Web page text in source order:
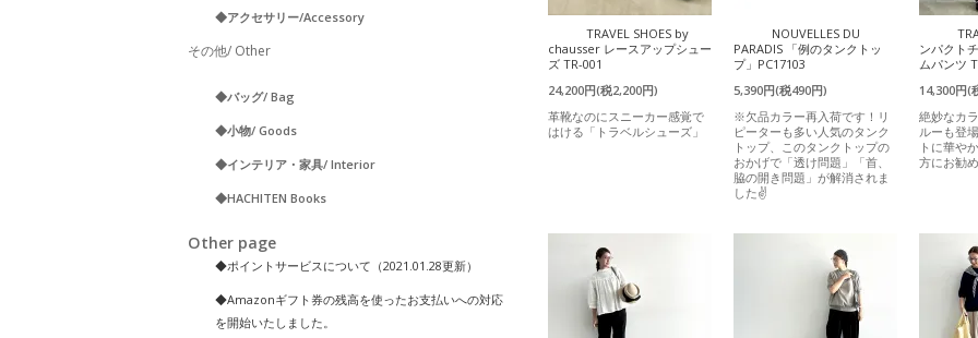
◆アクセサリー/Accessory
その他/ Other
◆バッグ/ Bag
◆小物/ Goods
◆インテリア・家具/ Interior
◆HACHITEN Books
Other page
◆ポイントサービスについて（2021.01.28更新）
◆Amazonギフト券の残高を使ったお支払いへの対応
を開始いたしました。
TRAVEL SHOES by
chausser レースアップシュー
ズ TR-001
24,200円(税2,200円)
革靴なのにスニーカー感覚で
はける「トラベルシューズ」
NOUVELLES DU
PARADIS 「例のタンクトッ
プ」PC17103
5,390円(税490円)
※欠品カラー再入荷です！リ
ピーターも多い人気のタンク
トップ、このタンクトップの
おかげで「透け問題」「首、
脇の開き問題」が解消されま
した✌️
ンパクト
ムパンツ
14,300円(
絶妙なカ
ルーも登
トに華や
方にお勧